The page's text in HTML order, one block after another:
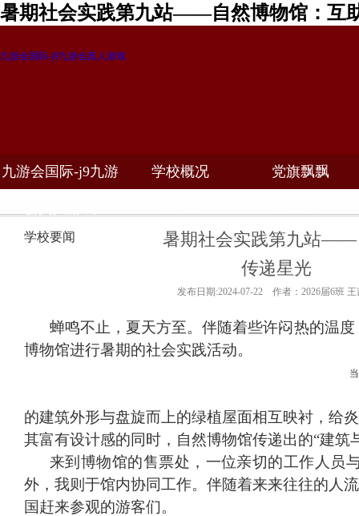
暑期社会实践第九站——自然博物馆：互
九游会国际-j9九游会真人游戏
九游会国际-j9九游 学校概况 党旗飘飘
学校要闻
暑期社会实践第九站——
传递星光
发布日期:2024-07-22 作者：2026届6班 王
蝉鸣不止，夏天方至。伴随着些许闷热的温
博物馆进行暑期的社会实践活动。
的建筑外形与盘旋而上的绿植屋面相互映衬，给
其富有设计感的同时，自然博物馆传递出的“建
来到博物馆的售票处，一位亲切的工作人
外，我则于馆内协同工作。伴随着来来往往的人
国赶来参观的游客们。